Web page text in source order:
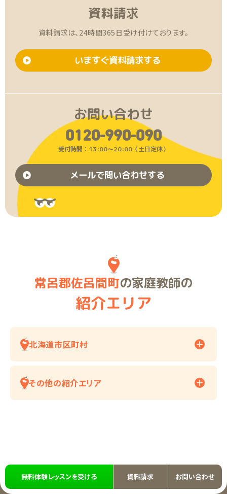
資料請求
資料請求は、24時間365日受け付けております。
いますぐ資料請求する
お問い合わせ
0120-990-090
受付時間：13:00〜20:00（土日定休）
メールで問い合わせする
常呂郡佐呂間町の家庭教師の
紹介エリア
北海道市区町村
その他の紹介エリア
無料体験レッスンを受ける 資料請求 お問い合わせ